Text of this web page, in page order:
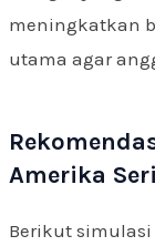
meningkatkan
utama agar
Amerika
Berikut